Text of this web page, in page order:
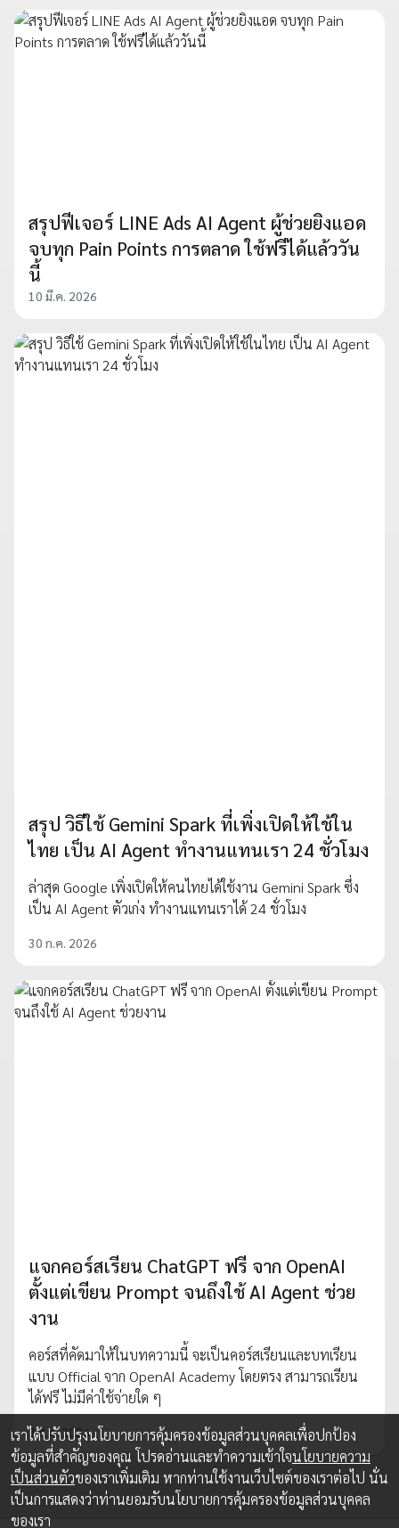
สรุปฟีเจอร์ LINE Ads AI Agent ผู้ช่วยยิงแอด
จบทุก Pain Points การตลาด ใช้ฟรีได้แล้ววัน
นี้
10 มี.ค. 2026
สรุป วิธีใช้ Gemini Spark ที่เพิ่งเปิดให้ใช้ใน
ไทย เป็น AI Agent ทำงานแทนเรา 24 ชั่วโมง
ล่าสุด Google เพิ่งเปิดให้คนไทยได้ใช้งาน Gemini Spark ซึ่ง
เป็น AI Agent ตัวเก่ง ทำงานแทนเราได้ 24 ชั่วโมง
30 ก.ค. 2026
แจกคอร์สเรียน ChatGPT ฟรี จาก OpenAI
ตั้งแต่เขียน Prompt จนถึงใช้ AI Agent ช่วย
งาน
คอร์สที่คัดมาให้ในบทความนี้ จะเป็นคอร์สเรียนและบทเรียน
แบบ Official จาก OpenAI Academy โดยตรง สามารถเรียน
ได้ฟรี ไม่มีค่าใช้จ่ายใด ๆ
3 ส.ค. 2026
เราได้ปรับปรุงนโยบายการคุ้มครองข้อมูลส่วนบุคคลเพื่อปกป้อง
ข้อมูลที่สำคัญของคุณ โปรดอ่านและทำความเข้าใจนโยบายความ
เป็นส่วนตัวของเราเพิ่มเติม หากท่านใช้งานเว็บไซต์ของเราต่อไป นั่น
เป็นการแสดงว่าท่านยอมรับนโยบายการคุ้มครองข้อมูลส่วนบุคคล
ของเรา